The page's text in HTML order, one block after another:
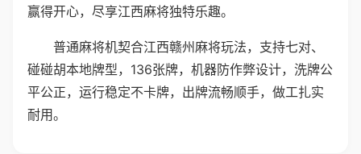
赢得开心，尽享江西麻将独特乐趣。
普通麻将机契合江西赣州麻将玩法，支持七对、
碰碰胡本地牌型，136张牌，机器防作弊设计，洗牌公
平公正，运行稳定不卡牌，出牌流畅顺手，做工扎实
耐用。